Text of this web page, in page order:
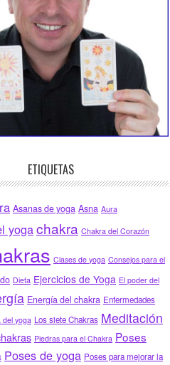
ETIQUETAS
Asanas de yoga Asna Aura
yogachakra Chakra del Corazón
Clases de yoga Consejos para el
Dieta Ejercicios de Yoga El poder del
Energía del chakra Enfermedades
del yoga Los siete Chakras Meditación
Piedras para el Chakra Poses
Poses de yoga Poses para mejorar la